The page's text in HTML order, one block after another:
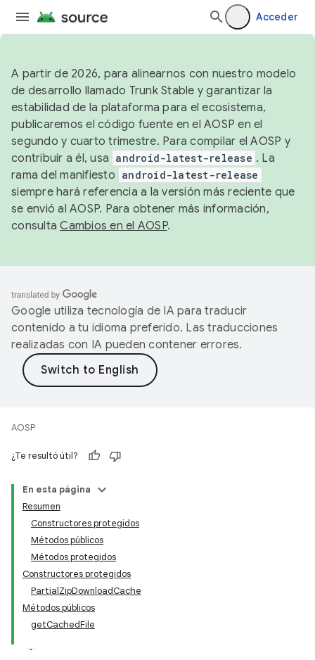
Acceder
A partir de 2026, para alinearnos con nuestro modelo
de desarrollo llamado Trunk Stable y garantizar la
estabilidad de la plataforma para el ecosistema,
publicaremos el código fuente en el AOSP en el
segundo y cuarto trimestre. Para compilar el AOSP y
contribuir a él, usa android-latest-release . La
rama del manifiesto android-latest-release
siempre hará referencia a la versión más reciente que
se envió al AOSP. Para obtener más información,
consultaCambios en el AOSP.
Google utiliza tecnología de IA para traducir
contenido a tu idioma preferido. Las traducciones
realizadas con IA pueden contener errores.
AOSP
¿Te resultó útil?
En esta página
Resumen
Constructores protegidos
Métodos públicos
Métodos protegidos
Constructores protegidos
PartialZipDownloadCache
Métodos públicos
getCachedFile